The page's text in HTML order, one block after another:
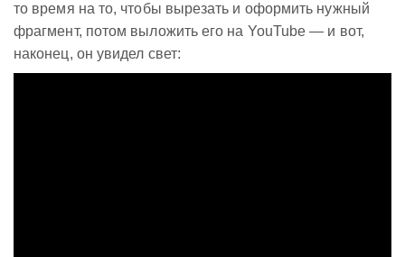
то время на то, чтобы вырезать и оформить нужный
фрагмент, потом выложить его на YouTube — и вот,
наконец, он увидел свет: